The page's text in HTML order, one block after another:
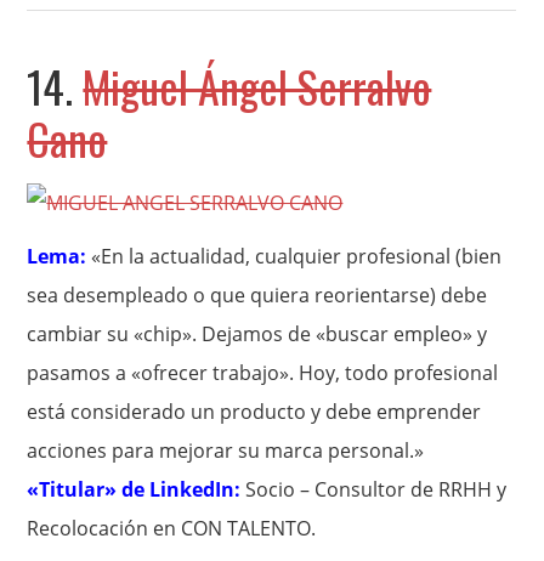
14.Miguel Ángel Serralvo
Cano
Lema: «En la actualidad, cualquier profesional (bien
sea desempleado o que quiera reorientarse) debe
cambiar su «chip». Dejamos de «buscar empleo» y
pasamos a «ofrecer trabajo». Hoy, todo profesional
está considerado un producto y debe emprender
acciones para mejorar su marca personal.»
«Titular» de LinkedIn:Socio – Consultor de RRHH y
Recolocación en CON TALENTO.